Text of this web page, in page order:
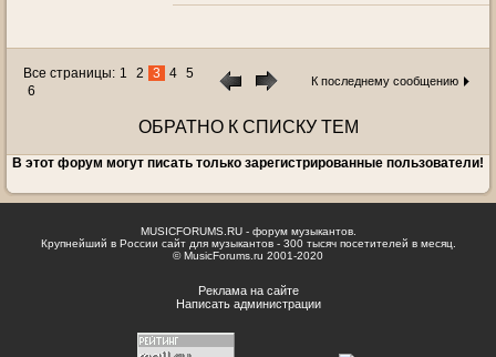
Все страницы: 1 2 3 4 5
6
К последнему сообщению
ОБРАТНО К СПИСКУ ТЕМ
В этот форум могут писать только зарегистрированные пользователи!
MUSICFORUMS.RU - форум музыкантов.
Крупнейший в России сайт для музыкантов - 300 тысяч посетителей в месяц.
© MusicForums.ru 2001-2020
Реклама на сайте
Написать администрации